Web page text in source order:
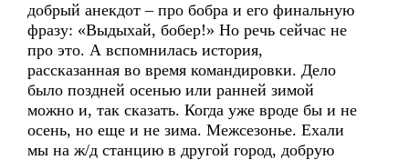
добрый анекдот – про бобра и его финальную
фразу: «Выдыхай, бобер!» Но речь сейчас не
про это. А вспомнилась история,
рассказанная во время командировки. Дело
было поздней осенью или ранней зимой
можно и, так сказать. Когда уже вроде бы и не
осень, но еще и не зима. Межсезонье. Ехали
мы на ж/д станцию в другой город, добрую